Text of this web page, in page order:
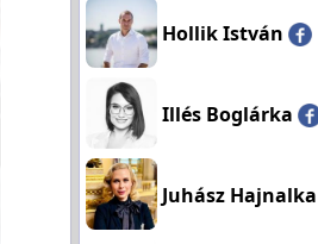
Hollik István
Illés Boglárka
Juhász Hajnalka